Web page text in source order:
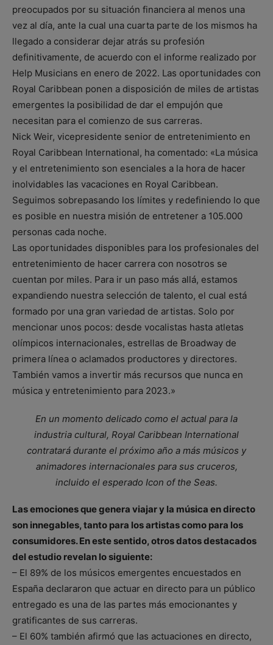
preocupados por su situación financiera al menos una
vez al día, ante la cual una cuarta parte de los mismos ha
llegado a considerar dejar atrás su profesión
definitivamente, de acuerdo con el informe realizado por
Help Musicians en enero de 2022. Las oportunidades con
Royal Caribbean ponen a disposición de miles de artistas
emergentes la posibilidad de dar el empujón que
necesitan para el comienzo de sus carreras.
Nick Weir, vicepresidente senior de entretenimiento en
Royal Caribbean International, ha comentado: «La música
y el entretenimiento son esenciales a la hora de hacer
inolvidables las vacaciones en Royal Caribbean.
Seguimos sobrepasando los límites y redefiniendo lo que
es posible en nuestra misión de entretener a 105.000
personas cada noche.
Las oportunidades disponibles para los profesionales del
entretenimiento de hacer carrera con nosotros se
cuentan por miles. Para ir un paso más allá, estamos
expandiendo nuestra selección de talento, el cual está
formado por una gran variedad de artistas. Solo por
mencionar unos pocos: desde vocalistas hasta atletas
olímpicos internacionales, estrellas de Broadway de
primera línea o aclamados productores y directores.
También vamos a invertir más recursos que nunca en
música y entretenimiento para 2023.»
En un momento delicado como el actual para la
industria cultural, Royal Caribbean International
contratará durante el próximo año a más músicos y
animadores internacionales para sus cruceros,
incluido el esperado Icon of the Seas.
Las emociones que genera viajar y la música en directo
son innegables, tanto para los artistas como para los
consumidores. En este sentido, otros datos destacados
del estudio revelan lo siguiente:
– El 89% de los músicos emergentes encuestados en
España declararon que actuar en directo para un público
entregado es una de las partes más emocionantes y
gratificantes de sus carreras.
– El 60% también afirmó que las actuaciones en directo,